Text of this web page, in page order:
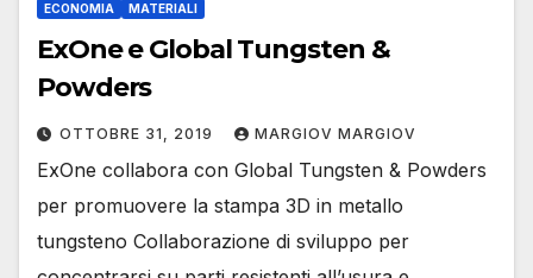
ECONOMIA MATERIALI
ExOne e Global Tungsten &
Powders
OTTOBRE 31, 2019 MARGIOV MARGIOV
ExOne collabora con Global Tungsten & Powders
per promuovere la stampa 3D in metallo
tungsteno Collaborazione di sviluppo per